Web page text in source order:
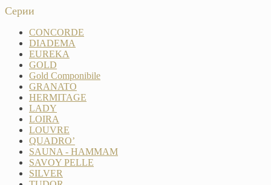
Серии
CONCORDE
DIADEMA
EUREKA
GOLD
Gold Componibile
GRANATO
HERMITAGE
LADY
LOIRA
LOUVRE
QUADRO’
SAUNA - HAMMAM
SAVOY PELLE
SILVER